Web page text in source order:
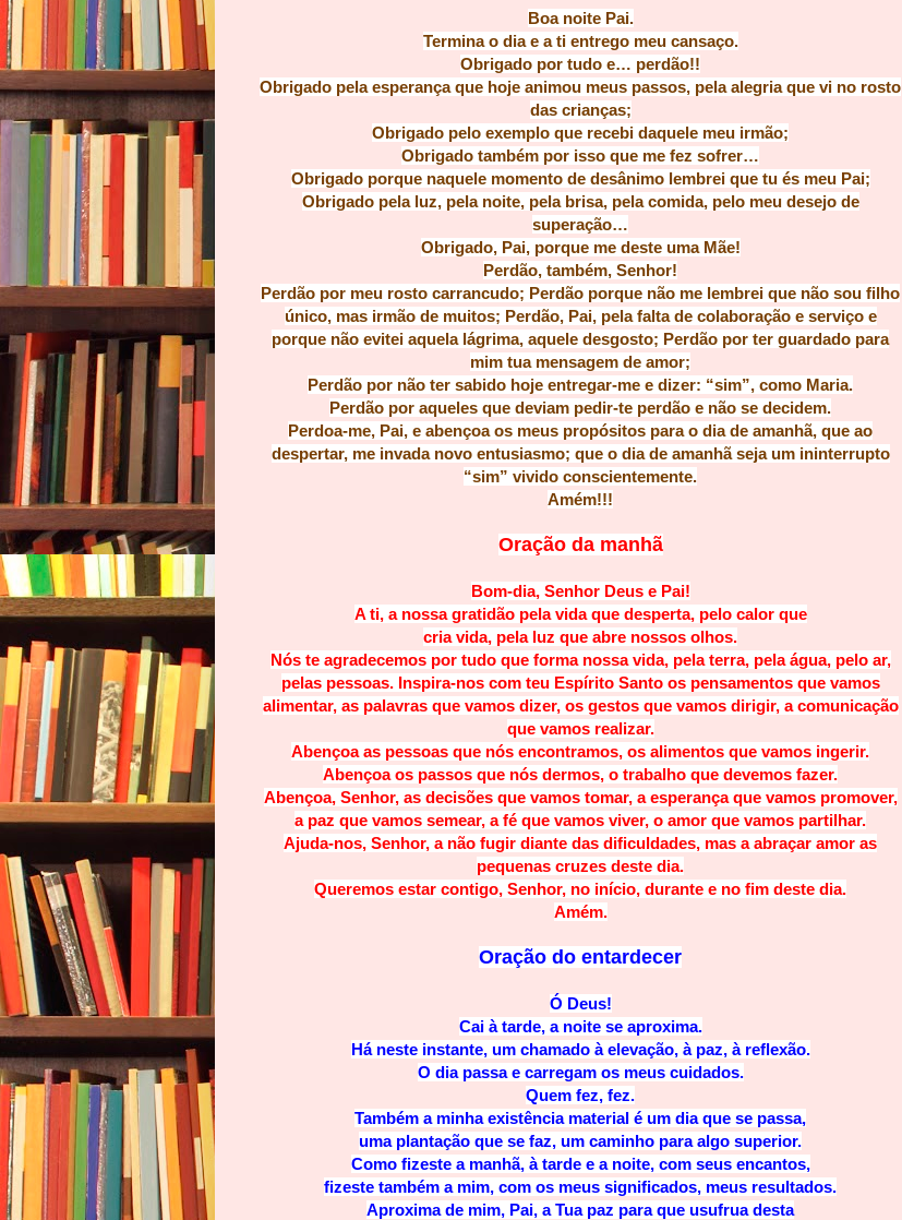
Boa noite Pai.
Termina o dia e a ti entrego meu cansaço.
Obrigado por tudo e… perdão!!
Obrigado pela esperança que hoje animou meus passos, pela alegria que vi no rosto
das crianças;
Obrigado pelo exemplo que recebi daquele meu irmão;
Obrigado também por isso que me fez sofrer…
Obrigado porque naquele momentode desânimo lembrei que tu és meu Pai;
Obrigado pela luz, pela noite, pela brisa, pela comida, pelo meu desejo de
superação…
Obrigado, Pai, porque me deste uma Mãe!
Perdão, também, Senhor!
Perdão por meu rosto carrancudo; Perdão porque não me lembrei que não sou filho
único, mas irmão de muitos; Perdão, Pai, pela falta de colaboração e serviço e
porque não evitei aquela lágrima, aquele desgosto; Perdão por ter guardado para
mim tua mensagem de amor;
Perdão por não ter sabido hoje entregar-me e dizer: “sim”, como Maria.
Perdão por aqueles que deviam pedir-te perdão e não se decidem.
Perdoa-me, Pai, e abençoa os meus propósitos para o dia de amanhã, que ao
despertar, me invada novo entusiasmo; que o dia de amanhã seja um ininterrupto
“sim” vivido conscientemente.
Amém!!!
Oração da manhã
Bom-dia, Senhor Deus e Pai!
A ti, a nossa gratidão pela vida que desperta, pelo calor que
cria vida, pela luz que abre nossos olhos.
Nós te agradecemos por tudo que forma nossa vida, pela terra, pela água, pelo ar,
pelas pessoas. Inspira-nos com teu Espírito Santo os pensamentos que vamos
alimentar, as palavras que vamos dizer, os gestos que vamos dirigir, a comunicação
que vamos realizar.
Abençoa as pessoas que nós encontramos, os alimentos que vamos ingerir.
Abençoa os passos que nós dermos, o trabalho que devemos fazer.
Abençoa, Senhor, as decisões que vamos tomar, a esperança que vamos promover,
a paz que vamos semear, a fé que vamos viver, o amor que vamos partilhar.
Ajuda-nos, Senhor, a não fugir diante das dificuldades, mas a abraçar amor as
pequenas cruzes deste dia.
Queremos estar contigo, Senhor, no início, durante e no fim deste dia.
Amém.
Oração do entardecer
Ó Deus!
Cai à tarde, a noite se aproxima.
Há neste instante, um chamado à elevação, à paz, à reflexão.
O dia passa e carregam os meus cuidados.
Quem fez, fez.
Também a minha existência material é um dia que se passa,
uma plantação que se faz, um caminho para algo superior.
Como fizeste a manhã, à tarde e a noite, com seus encantos,
fizeste também a mim, com os meus significados, meus resultados.
Aproxima de mim, Pai, a Tua paz para que usufrua desta